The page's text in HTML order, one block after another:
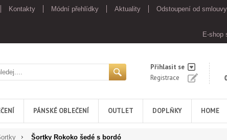
Kontakty Módní přehlídky Aktuality
Odstoupení od smlouvy
E-shop
Přihlasit se
Registrace
PÁNSKÉ OBLEČENÍ OUTLET DOPLŇKY HOME
Šortky Rokoko šedé s bordó